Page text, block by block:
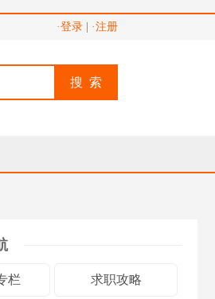
·登录 ·注册
搜 索
栏 求职攻略